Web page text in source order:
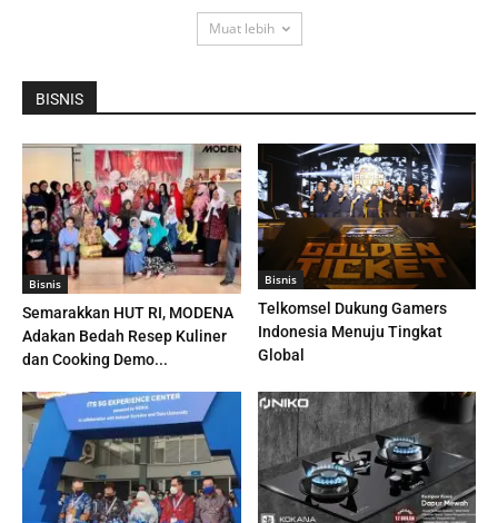
Muat lebih
BISNIS
Bisnis
Semarakkan HUT RI, MODENA
Adakan Bedah Resep Kuliner
dan Cooking Demo...
Bisnis
Telkomsel Dukung Gamers
Indonesia Menuju Tingkat
Global